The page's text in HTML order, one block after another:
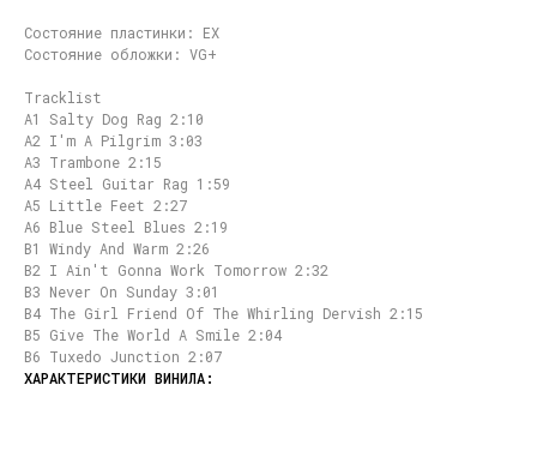
Состояние пластинки: EX
Состояние обложки: VG+
Tracklist
A1 Salty Dog Rag 2:10
A2 I'm A Pilgrim 3:03
A3 Trambone 2:15
A4 Steel Guitar Rag 1:59
A5 Little Feet 2:27
A6 Blue Steel Blues 2:19
B1 Windy And Warm 2:26
B2 I Ain't Gonna Work Tomorrow 2:32
B3 Never On Sunday 3:01
B4 The Girl Friend Of The Whirling Dervish 2:15
B5 Give The World A Smile 2:04
B6 Tuxedo Junction 2:07